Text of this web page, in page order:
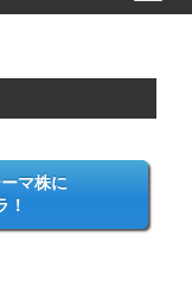
マ株に
！